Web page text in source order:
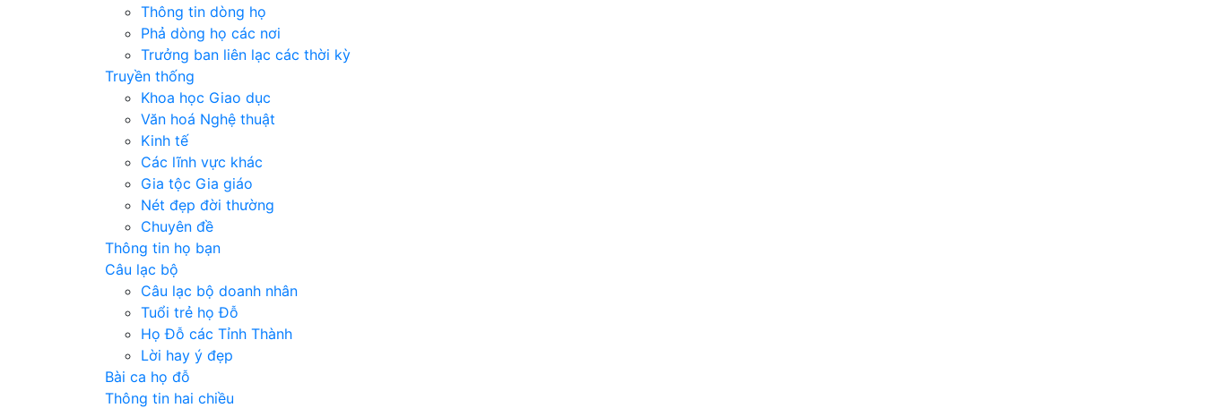
Thông tin dòng họ
Phả dòng họ các nơi
Trưởng ban liên lạc các thời kỳ
Truyền thống
Khoa học Giao dục
Văn hoá Nghệ thuật
Kinh tế
Các lĩnh vực khác
Gia tộc Gia giáo
Nét đẹp đời thường
Chuyên đề
Thông tin họ bạn
Câu lạc bộ
Câu lạc bộ doanh nhân
Tuổi trẻ họ Đỗ
Họ Đỗ các Tỉnh Thành
Lời hay ý đẹp
Bài ca họ đỗ
Thông tin hai chiều